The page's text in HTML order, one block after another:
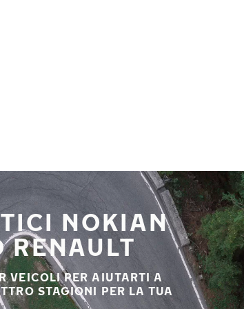
NOKIAN
RENAULT
VEICOLI PER AIUTARTI A
STAGIONI PER LA TUA